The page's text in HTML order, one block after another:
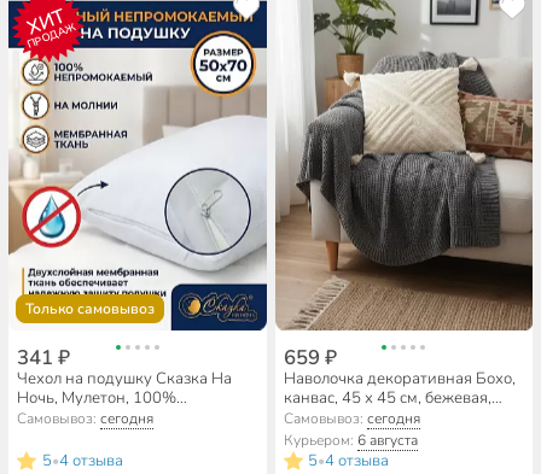
ХИТ
ПРОДАЖ
Только самовывоз
341 ₽
Чехол на подушку Сказка На
Ночь, Мулетон, 100%
полиэстер, 50 х 70 см,
непромокаемый
Самовывоз:сегодня
5•4 отзыва
659 ₽
Наволочка декоративная Бохо,
канвас, 45 х 45 см, бежевая,
A130185
Самовывоз: сегодня
Курьером: 6 августа
5•4 отзыва